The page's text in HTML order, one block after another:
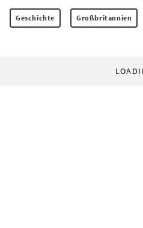
Geschichte Großbritannien